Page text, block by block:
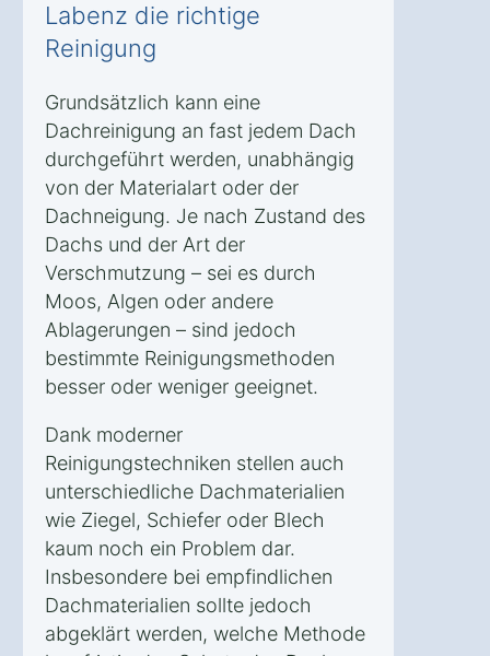
Labenz die richtige
Reinigung
Grundsätzlich kann eine
Dachreinigung an fast jedem Dach
durchgeführt werden, unabhängig
von der Materialart oder der
Dachneigung. Je nach Zustand des
Dachs und der Art der
Verschmutzung – sei es durch
Moos, Algen oder andere
Ablagerungen – sind jedoch
bestimmte Reinigungsmethoden
besser oder weniger geeignet.
Dank moderner
Reinigungstechniken stellen auch
unterschiedliche Dachmaterialien
wie Ziegel, Schiefer oder Blech
kaum noch ein Problem dar.
Insbesondere bei empfindlichen
Dachmaterialien sollte jedoch
abgeklärt werden, welche Methode